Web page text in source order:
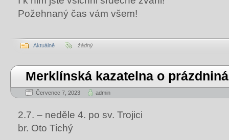
Požehnaný čas vám všem!
Aktuálně žádný
Merklínská kazatelna o
Červenec 7, 2023 admin
2.7. – neděle 4. po sv. Trojici
br. Oto Tichý